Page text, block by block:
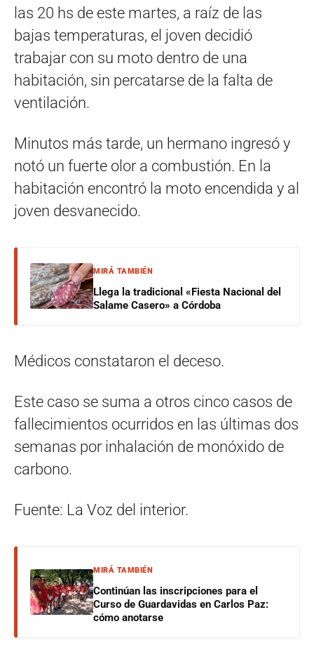
las 20 hs de este martes, a raíz de las
bajas temperaturas, el joven decidió
trabajar con su moto dentro de una
habitación, sin percatarse de la falta de
ventilación.
Minutos más tarde, un hermano ingresó y
notó un fuerte olor a combustión. En la
habitación encontró la moto encendida y al
joven desvanecido.
MIRÁ TAMBIÉN
Llega la tradicional «Fiesta Nacional del
Salame Casero» a Córdoba
Médicos constataron el deceso.
Este caso se suma a otros cinco casos de
fallecimientos ocurridos en las últimas dos
semanas por inhalación de monóxido de
carbono.
Fuente: La Voz del interior.
MIRÁ TAMBIÉN
Continúan las inscripciones para el
Curso de Guardavidas en Carlos Paz:
cómo anotarse